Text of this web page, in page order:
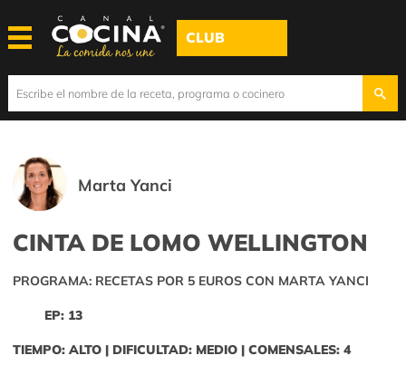
CLUB
Marta Yanci
CINTA DE LOMO WELLINGTON
PROGRAMA: RECETAS POR 5 EUROS CON MARTA YANCI
EP: 13
TIEMPO: ALTO | DIFICULTAD: MEDIO | COMENSALES: 4